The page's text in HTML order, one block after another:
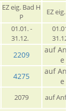
EZ eig. Bad H
P
EZ eig.
01.01. -
31.12.
01.01.
2209
auf
e
4275
auf
e
2079 auf